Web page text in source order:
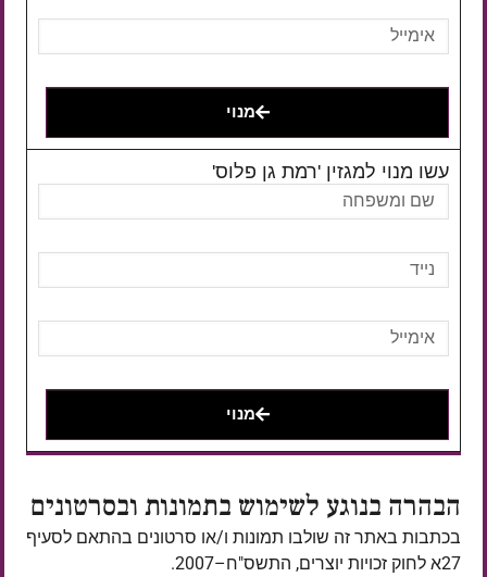
מנוי
עשו מנוי למגזין 'רמת גן פלוס'
מנוי
הבהרה בנוגע לשימוש בתמונות ובסרטונים
בכתבות באתר זה שולבו תמונות ו/או סרטונים בהתאם לסעיף
27א לחוק זכויות יוצרים, התשס"ח–2007.